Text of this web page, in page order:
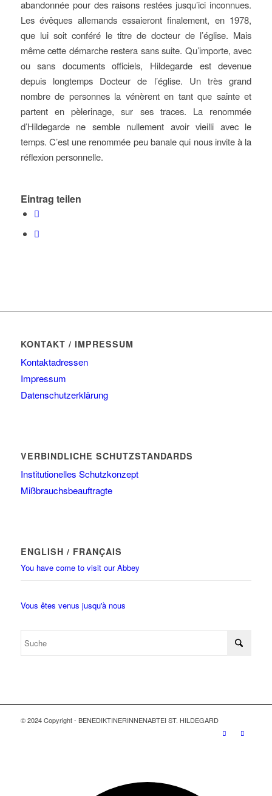
abandonnée pour des raisons restées jusqu’ici inconnues.
Les évêques allemands essaieront finalement, en 1978,
que lui soit conféré le titre de docteur de l’église. Mais
même cette démarche restera sans suite. Qu’importe, avec
ou sans documents officiels, Hildegarde est devenue
depuis longtemps Docteur de l’église. Un très grand
nombre de personnes la vénèrent en tant que sainte et
partent en pèlerinage, sur ses traces. La renommée
d’Hildegarde ne semble nullement avoir vieilli avec le
temps. C’est une renommée peu banale qui nous invite à la
réflexion personnelle.
Eintrag teilen
KONTAKT / IMPRESSUM
Kontaktadressen
Impressum
Datenschutzerklärung
VERBINDLICHE SCHUTZSTANDARDS
Institutionelles Schutzkonzept
Mißbrauchsbeauftragte
ENGLISH / FRANÇAIS
You have come to visit our Abbey
Vous êtes venus jusqu'à nous
© 2024 Copyright - BENEDIKTINERINNENABTEI ST. HILDEGARD